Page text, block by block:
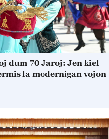
dum 70 Jaroj: Jen kiel
la modernigan vojon